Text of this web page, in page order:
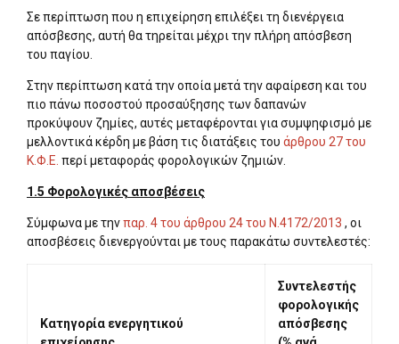
Σε περίπτωση που η επιχείρηση επιλέξει τη διενέργεια
απόσβεσης, αυτή θα τηρείται μέχρι την πλήρη απόσβεση
του παγίου.
Στην περίπτωση κατά την οποία μετά την αφαίρεση και του
πιο πάνω ποσοστού προσαύξησης των δαπανών
προκύψουν ζημίες, αυτές μεταφέρονται για συμψηφισμό με
μελλοντικά κέρδη με βάση τις διατάξεις του άρθρου 27 του
Κ.Φ.Ε. περί μεταφοράς φορολογικών ζημιών.
1.5 Φορολογικές αποσβέσεις
Σύμφωνα με τηνπαρ. 4 του άρθρου 24 του Ν.4172/2013 , οι
αποσβέσεις διενεργούνται με τους παρακάτω συντελεστές:
Κατηγορία ενεργητικού
Συντελεστής
φορολογικής
απόσβεσης